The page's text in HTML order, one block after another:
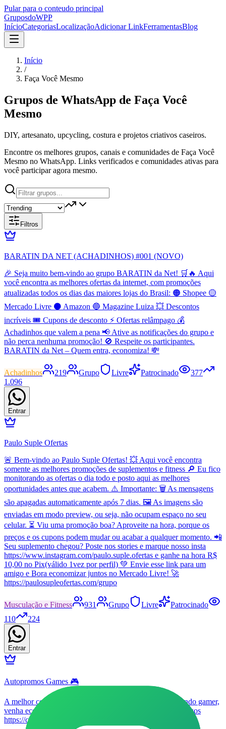
Pular para o conteudo principal
GruposdoWPP
InícioCategoriasLocalizaçãoAdicionar LinkFerramentasBlog
Início
/
Faça Você Mesmo
Grupos de WhatsApp de Faça Você
Mesmo
DIY, artesanato, upcycling, costura e projetos criativos caseiros.
Encontre os melhores grupos, canais e comunidades de Faça Você
Mesmo no WhatsApp. Links verificados e comunidades ativas para
você participar agora mesmo.
Filtros
BARATIN DA NET (ACHADINHOS) #001 (NOVO)
🎉 Seja muito bem-vindo ao grupo BARATIN da Net! 🛒🔥 Aqui
você encontra as melhores ofertas da internet, com promoções
atualizadas todos os dias das maiores lojas do Brasil: 🟠 Shopee 🟡
Mercado Livre ⚫ Amazon 🔵 Magazine Luiza 💥 Descontos
incríveis 🎟️ Cupons de desconto ⚡ Ofertas relâmpago 💰
Achadinhos que valem a pena 📢 Ative as notificações do grupo e
não perca nenhuma promoção! 🚫 Respeite os participantes.
BARATIN da Net – Quem entra, economiza! 💸
Achadinhos 219 Grupo Livre Patrocinado
377
1.096
Entrar
Paulo Suple Ofertas
🚨 Bem-vindo ao Paulo Suple Ofertas! 💥 Aqui você encontra
somente as melhores promoções de suplementos e fitness 🔎 Eu fico
monitorando as ofertas o dia todo e posto aqui as melhores
oportunidades antes que acabem. ⚠️ Importante: 🗑️ As mensagens
são apagadas automaticamente após 7 dias. 🖼️ As imagens são
enviadas em modo preview, ou seja, não ocupam espaço no seu
celular. ⏳ Viu uma promoção boa? Aproveite na hora, porque os
preços e os cupons podem mudar ou acabar a qualquer momento. 📲
Seu suplemento chegou? Poste nos stories e marque nosso insta
https://www.instagram.com/paulo.suple.ofertas e ganhe na hora R$
10,00 no Pix(válido 1vez por perfil) 💚 Envie esse link para um
amigo e Bora economizar juntos no Mercado Livre! 🚀
https://paulosupleofertas.com/grupo
Musculação e Fitness 931 Grupo Livre
Patrocinado
110
224
Entrar
Autopromos Games 🎮
A melhor comunidade de promoções relacionadas ao mundo gamer,
venha economizar com a Autopromos!! Adicione seus amigos
https://chat.whatsapp.com/K28s6q9z5jd93Hdt0QIs8I